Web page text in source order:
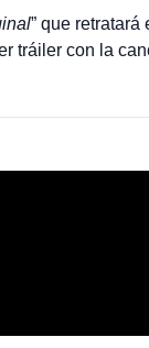
” que
tráiler con la